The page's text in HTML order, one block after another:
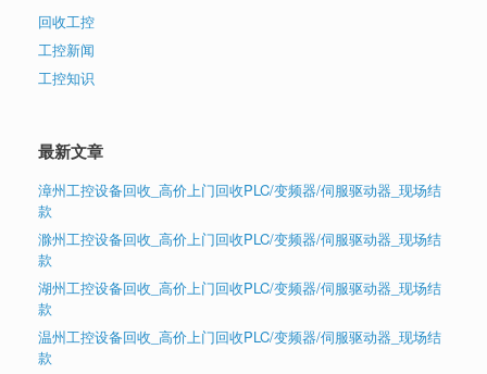
回收工控
工控新闻
工控知识
最新文章
漳州工控设备回收_高价上门回收PLC/变频器/伺服驱动器_现场结
款
滁州工控设备回收_高价上门回收PLC/变频器/伺服驱动器_现场结
款
湖州工控设备回收_高价上门回收PLC/变频器/伺服驱动器_现场结
款
温州工控设备回收_高价上门回收PLC/变频器/伺服驱动器_现场结
款